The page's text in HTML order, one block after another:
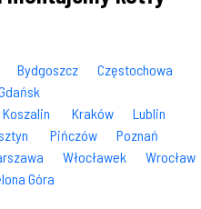
Bydgoszcz
Częstochowa
Koszalin Kraków
Lublin
Pińczów
Poznań
Włocławek
Wrocław
Góra